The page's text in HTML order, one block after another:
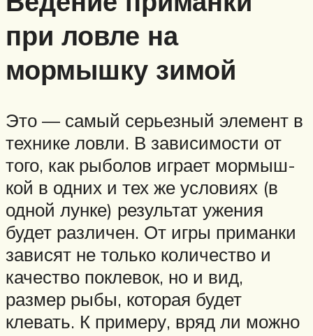
при ловле на
мормышку зимой
Это — самый серьезный элемент в
технике ловли. В зависимости от
того, как рыболов играет мормыш­
кой в одних и тех же условиях (в
одной лун­ке) результат ужения
будет различен. От игры приманки
зависят не только ко­личество и
качество поклевок, но и вид,
размер рыбы, которая будет
клевать. К примеру, вряд ли можно